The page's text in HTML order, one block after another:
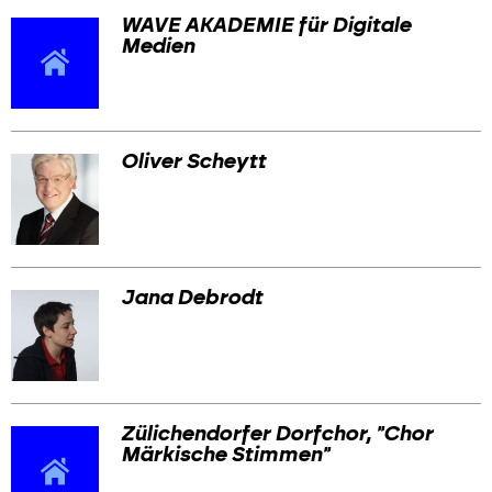
WAVE AKADEMIE für Digitale
Medien
Oliver Scheytt
Jana Debrodt
Zülichendorfer Dorfchor, "Chor
Märkische Stimmen"